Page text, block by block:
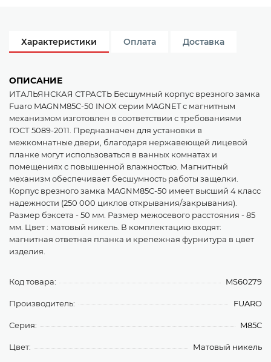
Характеристики Оплата Доставка
ОПИСАНИЕ
ИТАЛЬЯНСКАЯ СТРАСТЬ Бесшумный корпус врезного замка
Fuaro MAGNM85C-50 INOX серии MAGNET с магнитным
механизмом изготовлен в соответствии с требованиями
ГОСТ 5089-2011. Предназначен для установки в
межкомнатные двери, благодаря нержавеющей лицевой
планке могут использоваться в ванных комнатах и
помещениях с повышенной влажностью. Магнитный
механизм обеспечивает бесшумность работы защелки.
Корпус врезного замка MAGNM85C-50 имеет высший 4 класс
надежности (250 000 циклов открывания/закрывания).
Размер бэксета - 50 мм. Размер межосевого расстояния - 85
мм. Цвет : матовый никель. В комплектацию входят:
магнитная ответная планка и крепежная фурнитура в цвет
изделия.
Код товара: MS60279
Производитель: FUARO
Серия: M85C
Цвет: Матовый никель